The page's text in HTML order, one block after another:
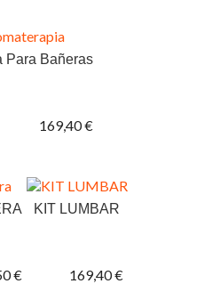
Para Bañeras
169,40 €
€
KIT LUMBAR
169,40 €